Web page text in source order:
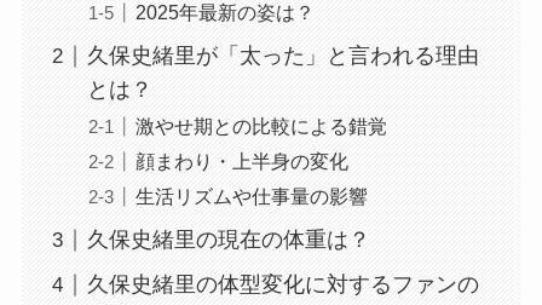
2025年最新の姿は？
久保史緒里が「太った」と言われる理由
とは？
激やせ期との比較による錯覚
顔まわり・上半身の変化
生活リズムや仕事量の影響
久保史緒里の現在の体重は？
久保史緒里の体型変化に対するファンの